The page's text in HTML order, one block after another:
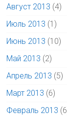
Август 2013 (4)
Июль 2013 (1)
Июнь 2013 (10)
Май 2013 (2)
Апрель 2013 (5)
Март 2013 (6)
Февраль 2013